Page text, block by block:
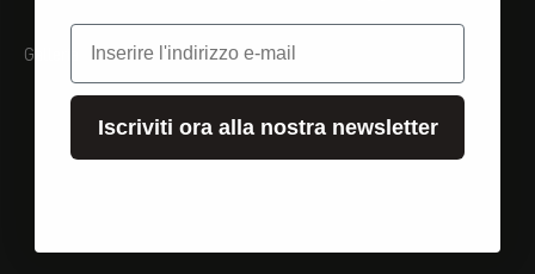
Galleria
e-mail
Iscriviti ora alla nostra newsletter